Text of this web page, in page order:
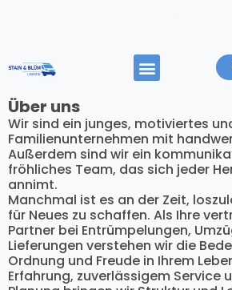
Über uns
Wir sind ein junges, motiviertes
Familienunternehmen mit
Außerdem sind wir ein
fröhliches Team, das sich jeder
annimt.
Manchmal ist es an der Zeit,
für Neues zu schaffen. Als Ihre
Partner bei Entrümpelungen,
Lieferungen verstehen wir die
Ordnung und Freude in Ihrem
Erfahrung, zuverlässigem Service